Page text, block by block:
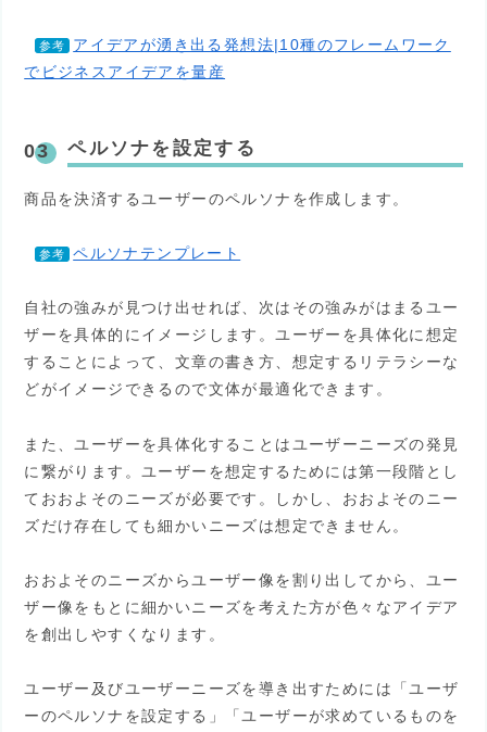
参考
アイデアが湧き出る発想法|10種のフレームワーク
でビジネスアイデアを量産
ペルソナを設定する
商品を決済するユーザーのペルソナを作成します。
参考 ペルソナテンプレート
自社の強みが見つけ出せれば、次はその強みがはまるユー
ザーを具体的にイメージします。ユーザーを具体化に想定
することによって、文章の書き方、想定するリテラシーな
どがイメージできるので文体が最適化できます。
また、ユーザーを具体化することはユーザーニーズの発見
に繋がります。ユーザーを想定するためには第一段階とし
ておおよそのニーズが必要です。しかし、おおよそのニー
ズだけ存在しても細かいニーズは想定できません。
おおよそのニーズからユーザー像を割り出してから、ユー
ザー像をもとに細かいニーズを考えた方が色々なアイデア
を創出しやすくなります。
ユーザー及びユーザーニーズを導き出すためには「ユーザ
ーのペルソナを設定する」「ユーザーが求めているものを